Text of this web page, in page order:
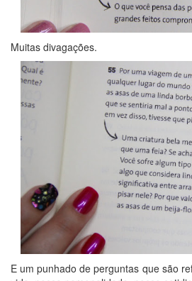
Muitas divagações.
E um punhado de perguntas que são